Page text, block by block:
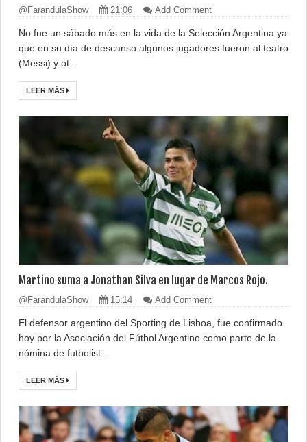
@FarandulaShow 21:06 Add Comment
No fue un sábado más en la vida de la Selección Argentina ya
que en su día de descanso algunos jugadores fueron al teatro
(Messi) y ot...
LEER MÁS
Martino suma a Jonathan Silva en lugar de Marcos Rojo.
@FarandulaShow 15:14 Add Comment
El defensor argentino del Sporting de Lisboa, fue confirmado
hoy por la Asociación del Fútbol Argentino como parte de la
nómina de futbolist...
LEER MÁS